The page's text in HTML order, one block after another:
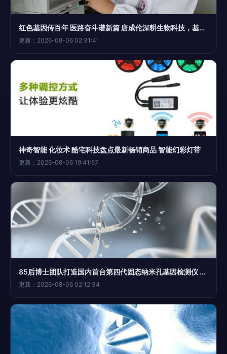
红色基因传百年 医路奋斗谱新篇 唐成伦深耕生物科技，基因检测助推成果转化
更新：2026-08-06 02:31:41
神奇智能 化妆术 酷宅科技盘点最新畅销商品 智能幻彩灯带
更新：2026-08-06 19:41:57
85后博士团队打造国内首台第四代固态纳米孔基因检测仪 开启基因检测科技新篇章
更新：2026-08-06 02:12:34